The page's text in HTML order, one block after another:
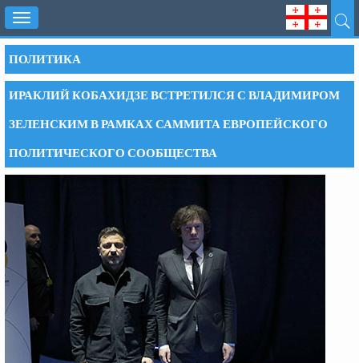
Toggle
navigation
ПОЛИТИКА
ИРАКЛИЙ КОБАХИДЗЕ ВСТРЕТИЛСЯ С ВЛАДИМИРОМ
ЗЕЛЕНСКИМ В РАМКАХ САММИТА ЕВРОПЕЙСКОГО
ПОЛИТИЧЕСКОГО СООБЩЕСТВА